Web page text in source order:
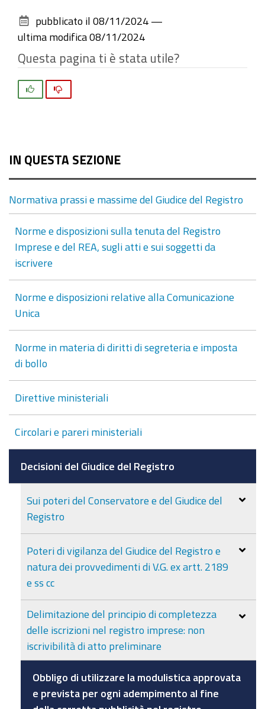
documento
pubblicato il 08/11/2024 —
ultima modifica 08/11/2024
Questa pagina ti è stata utile?
IN QUESTA SEZIONE
Normativa prassi e massime del Giudice del Registro
Norme e disposizioni sulla tenuta del Registro
Imprese e del REA, sugli atti e sui soggetti da
iscrivere
Norme e disposizioni relative alla Comunicazione
Unica
Norme in materia di diritti di segreteria e imposta
di bollo
Direttive ministeriali
Circolari e pareri ministeriali
Decisioni del Giudice del Registro
Sui poteri del Conservatore e del Giudice del
Registro
Poteri di vigilanza del Giudice del Registro e
natura dei provvedimenti di V.G. ex artt. 2189
e ss cc
Delimitazione del principio di completezza
delle iscrizioni nel registro imprese: non
iscrivibilità di atto preliminare
Obbligo di utilizzare la modulistica approvata
e prevista per ogni adempimento al fine